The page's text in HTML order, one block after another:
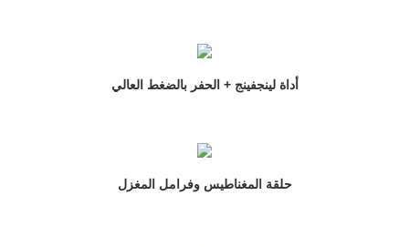
أداة لينجفينج + الحفر بالضغط العالي
حلقة المغناطيس وفرامل المغزل